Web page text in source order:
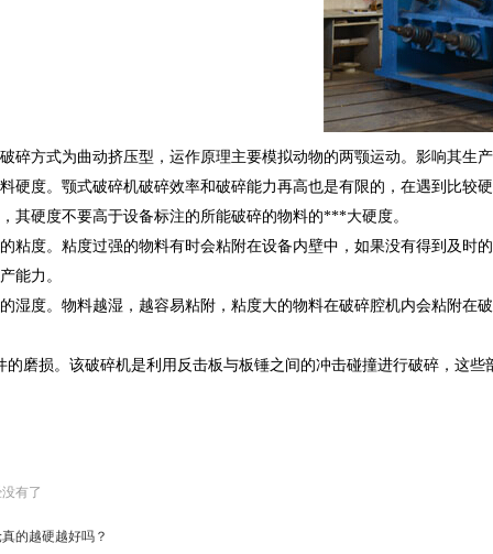
碎方式为曲动挤压型，运作原理主要模拟动物的两颚运动。影响其生
硬度。颚式破碎机破碎效率和破碎能力再高也是有限的，在遇到比较
其硬度不要高于设备标注的所能破碎的物料的***大硬度。
粘度。粘度过强的物料有时会粘附在设备内壁中，如果没有得到及
能力。
湿度。物料越湿，越容易粘附，粘度大的物料在破碎腔机内会粘附
磨损。该破碎机是利用反击板与板锤之间的冲击碰撞进行破碎，这
有了
的越硬越好吗？